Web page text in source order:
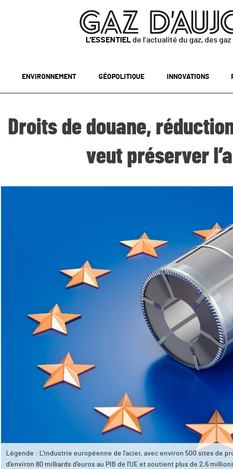
L’ESSENTIEL de l’actualité du gaz, des
ENVIRONNEMENT GÉOPOLITIQUE INNOVATIONS
Droits de douane,
veut préserver
Légende : L'industrie européenne de l'acier, avec environ 500 sites de
d'environ 80 milliards d'euros au PIB de l'UE et soutient plus de 2,6